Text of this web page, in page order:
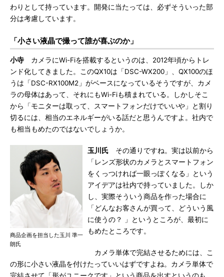
わりとして持っています。開発に当たっては、必ずそういった部
分は考慮しています。
「小さい液晶で撮って誰が喜ぶのか」
小寺 カメラにWi-Fiを搭載するというのは、2012年頃からトレ
ンド化してきました。このQX10は「DSC-WX200」、QX100のほ
うは「DSC-RX100M2」がベースになっているそうですが、カメ
ラの母体はあって、それにもWi-Fiも積まれている。しかしそこ
から「モニターは取って、スマートフォンだけでいいや」と割り
切るには、相当のエネルギーがいる話だと思うんですよ。社内で
も相当もめたのではないでしょうか。
商品企画を担当した玉川 準一
朗氏
玉川氏 その通りですね。実は以前から
「レンズ形状のカメラとスマートフォン
をくっつければ一眼っぽくなる」という
アイデアは社内で持っていました。しか
し、実際そういう商品を作った場合に
「どんなお客さんが買って、どういう風
に使うの？ 」というところが、最初に
もめたところです。
カメラ単体で完結させるためには、こ
の形に小さい液晶を付けたっていいはずですよね。カメラ単体で